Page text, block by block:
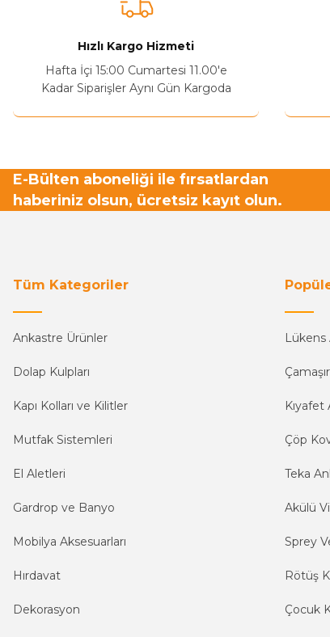
Ürün açıklamasında eksik bilgiler bulunuyor.
Bu ürüne benzer farklı alternatifler olmalı.
Hızlı Kargo Hizmeti
Hafta İçi 15:00 Cumartesi 11.00'e
Kadar Siparişler Aynı Gün Kargoda
E-Bülten aboneliği ile fırsatlardan
haberiniz olsun, ücretsiz kayıt olun.
Tüm Kategoriler
Ankastre Ürünler
Dolap Kulpları
Kapı Kolları ve Kilitler
Mutfak Sistemleri
El Aletleri
Gardrop ve Banyo
Mobilya Aksesuarları
Hırdavat
Dekorasyon
Lükens
Çamaşır
Kıyafet
Çöp
Teka
Akülü
Sprey
Rötüş
Çocuk